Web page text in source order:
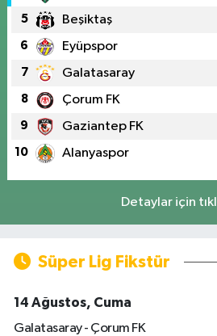
5 Beşiktaş
6 Eyüpspor
7 Galatasaray
8 Çorum FK
9 Gaziantep FK
10 Alanyaspor
Detaylar için
Süper Lig Fikstür
14 Ağustos, Cuma
Galatasaray - Çorum FK